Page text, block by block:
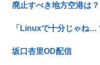
廃止すべき地方空港は？
「Linuxで十分じゃね…
坂口杏里OD配信